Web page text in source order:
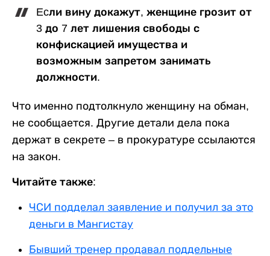
Ecли вину докажут, женщине грозит от
3 до 7 лет лишения свободы с
конфискацией имущества и
возможным запретом занимать
должности.
Что именно подтолкнуло женщину на обман,
не сообщается. Другие детали дела пока
держат в секрете – в прокуратуре ссылаются
на закон.
Читайте также:
ЧСИ подделал заявление и получил за это
деньги в Мангистау
Бывший тренер продавал поддельные